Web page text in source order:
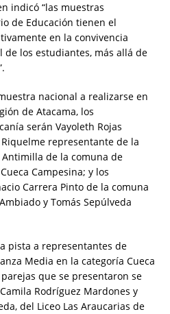
indicó “las muestras
de Educación tienen el
en la convivencia
los estudiantes, más allá de
nacional a realizarse en
de Atacama, los
serán Vayoleth Rojas
representante de la
Antimilla de la comuna de
Campesina; y los
Carrera Pinto de la comuna
y Tomás Sepúlveda
pista a representantes de
Media en la categoría Cueca
que se presentaron se
Rodríguez Mardones y
del Liceo Las Araucarias de